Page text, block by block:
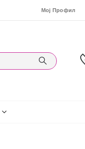
Мој Профил